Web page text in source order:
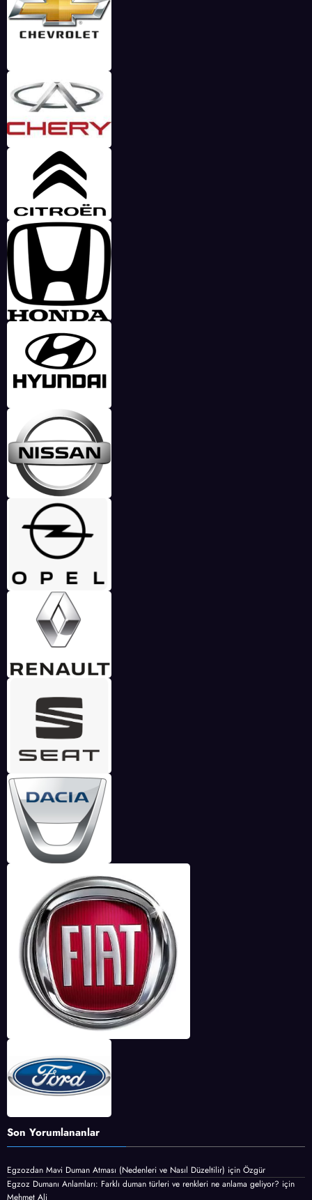
Son Yorumlananlar
Egzozdan Mavi Duman Atması (Nedenleri ve Nasıl Düzeltilir) için Özgür
Egzoz Dumanı Anlamları: Farklı duman türleri ve renkleri ne anlama geliyor? için
Mehmet Ali